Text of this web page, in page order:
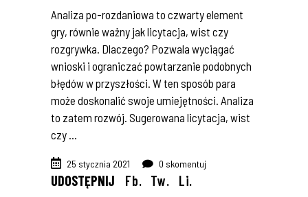
Analiza po-rozdaniowa to czwarty element
gry, równie ważny jak licytacja, wist czy
rozgrywka. Dlaczego? Pozwala wyciągać
wnioski i ograniczać powtarzanie podobnych
błędów w przyszłości. W ten sposób para
może doskonalić swoje umiejętności. Analiza
to zatem rozwój. Sugerowana licytacja, wist
czy
25 stycznia 2021 0 skomentuj
UDOSTĘPNIJ Fb. Tw. Li.